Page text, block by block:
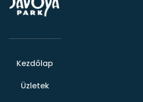
Kezdőlap
Üzletek